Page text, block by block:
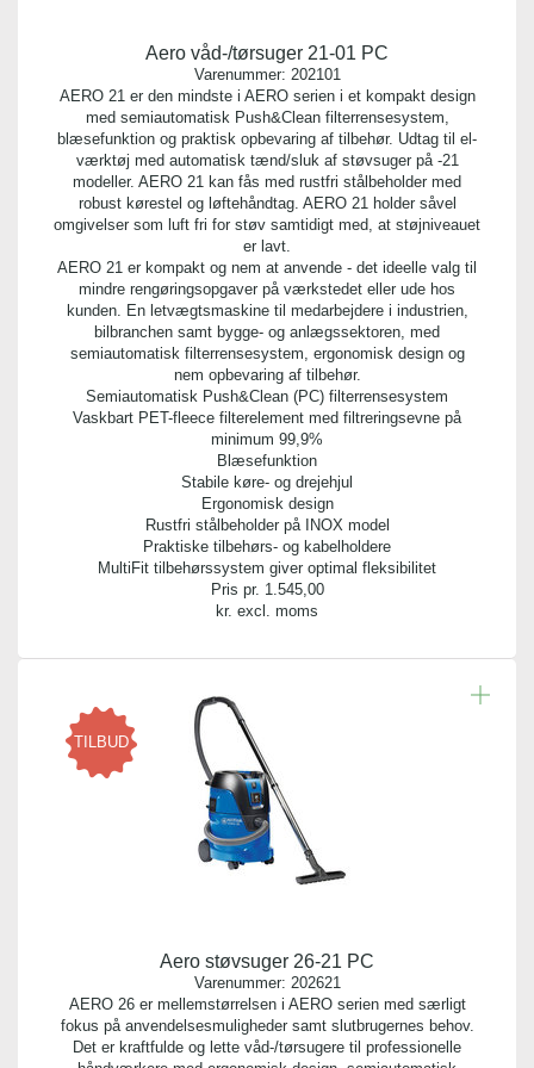
Antal pr. palle:
0
Kvalitet:
Fleece
Aero våd-/tørsuger 21-01 PC
Varenummer: 202101
AERO 21 er den mindste i AERO serien i et kompakt design
med semiautomatisk Push&Clean filterrensesystem,
blæsefunktion og praktisk opbevaring af tilbehør. Udtag til el-
værktøj med automatisk tænd/sluk af støvsuger på -21
modeller. AERO 21 kan fås med rustfri stålbeholder med
robust kørestel og løftehåndtag. AERO 21 holder såvel
omgivelser som luft fri for støv samtidigt med, at støjniveauet
er lavt.
AERO 21 er kompakt og nem at anvende - det ideelle valg til
mindre rengøringsopgaver på værkstedet eller ude hos
kunden. En letvægtsmaskine til medarbejdere i industrien,
bilbranchen samt bygge- og anlægssektoren, med
semiautomatisk filterrensesystem, ergonomisk design og
nem opbevaring af tilbehør.
Semiautomatisk Push&Clean (PC) filterrensesystem
Vaskbart PET-fleece filterelement med filtreringsevne på
minimum 99,9%
Blæsefunktion
Stabile køre- og drejehjul
Ergonomisk design
Rustfri stålbeholder på INOX model
Praktiske tilbehørs- og kabelholdere
MultiFit tilbehørssystem giver optimal fleksibilitet
Pris pr. 1.545,00
kr. excl. moms
TILBUD
Aero støvsuger 26-21 PC
Varenummer: 202621
AERO 26 er mellemstørrelsen i AERO serien med særligt
fokus på anvendelsesmuligheder samt slutbrugernes behov.
Det er kraftfulde og lette våd-/tørsugere til professionelle